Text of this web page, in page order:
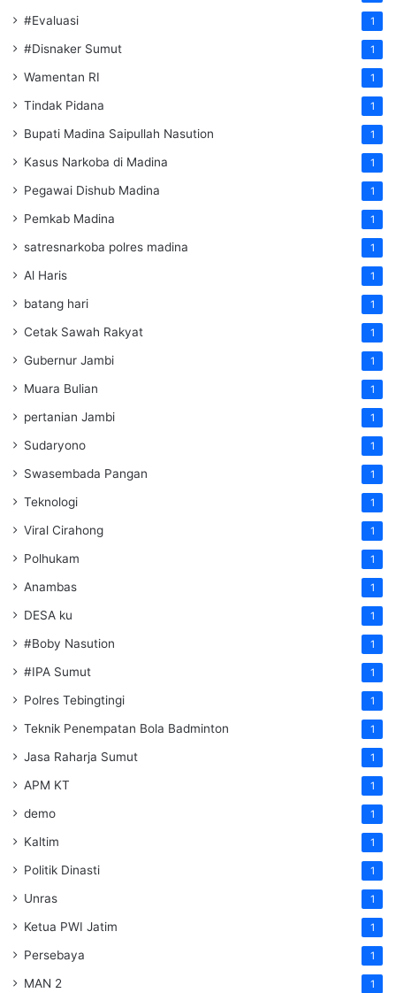
#Evaluasi 1
#Disnaker Sumut 1
Wamentan RI 1
Tindak Pidana 1
Bupati Madina Saipullah Nasution 1
Kasus Narkoba di Madina 1
Pegawai Dishub Madina 1
Pemkab Madina 1
satresnarkoba polres madina 1
Al Haris 1
batang hari 1
Cetak Sawah Rakyat 1
Gubernur Jambi 1
Muara Bulian 1
pertanian Jambi 1
Sudaryono 1
Swasembada Pangan 1
Teknologi 1
Viral Cirahong 1
Polhukam 1
Anambas 1
DESA ku 1
#Boby Nasution 1
#IPA Sumut 1
Polres Tebingtingi 1
Teknik Penempatan Bola Badminton 1
Jasa Raharja Sumut 1
APM KT 1
demo 1
Kaltim 1
Politik Dinasti 1
Unras 1
Ketua PWI Jatim 1
Persebaya 1
MAN 2 1